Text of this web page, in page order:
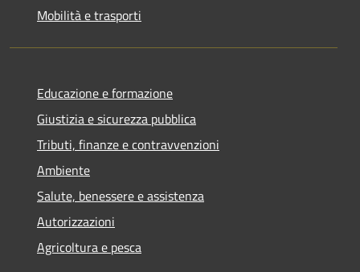
Mobilità e trasporti
Educazione e formazione
Giustizia e sicurezza pubblica
Tributi, finanze e contravvenzioni
Ambiente
Salute, benessere e assistenza
Autorizzazioni
Agricoltura e pesca